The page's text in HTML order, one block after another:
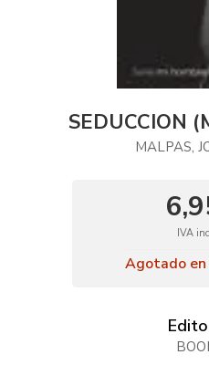
SEDUCCION
MALPAS,
IVA
Agotado